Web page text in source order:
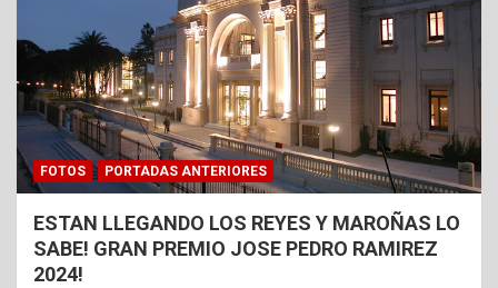
FOTOS PORTADAS ANTERIORES
ESTAN LLEGANDO LOS REYES Y MAROÑAS LO
SABE! GRAN PREMIO JOSE PEDRO RAMIREZ
2024!